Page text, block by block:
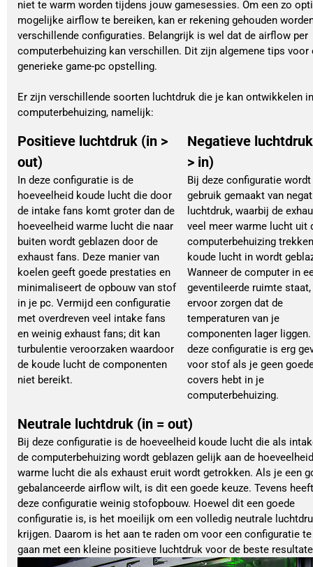
niet te warm worden tijdens jouw gamesessies. Om een zo
mogelijke airflow te bereiken, kan er rekening gehouden
verschillende configuraties. Belangrijk is wel dat de airflow per
computerbehuizing kan verschillen. Dit zijn algemene tips voor
generieke game-pc opstelling.
Er zijn verschillende soorten luchtdruk die je kan ontwikkelen
computerbehuizing, namelijk:
Positieve luchtdruk (in >
out)
In deze configuratie is de
hoeveelheid koude lucht die door
de intake fans komt groter dan de
hoeveelheid warme lucht die naar
buiten wordt geblazen door de
exhaust fans. Deze manier van
koelen geeft goede prestaties en
minimaliseert de opbouw van stof
in je pc. Vermijd een configuratie
met overdreven veel intake fans
en weinig exhaust fans; dit kan
turbulentie veroorzaken waardoor
de koude lucht de componenten
niet bereikt.
Negatieve
> in)
Bij deze configuratie wordt
gebruik gemaakt van
luchtdruk, waarbij de
veel meer warme lucht uit
computerbehuizing
koude lucht in wordt
Wanneer de computer in
geventileerde ruimte
ervoor zorgen dat de
temperaturen van je
componenten lager liggen.
deze configuratie is erg
voor stof als je geen
covers hebt in je
computerbehuizing.
Neutrale luchtdruk (in = out)
Bij deze configuratie is de hoeveelheid koude lucht die als
de computerbehuizing wordt geblazen gelijk aan de hoeveelheid
warme lucht die als exhaust eruit wordt getrokken. Als je een
gebalanceerde airflow wilt, is dit een goede keuze. Tevens heeft
deze configuratie weinig stofopbouw. Hoewel dit een goede
configuratie is, is het moeilijk om een volledig neutrale
krijgen. Daarom is het aan te raden om voor een configuratie te
gaan met een kleine positieve luchtdruk voor de beste